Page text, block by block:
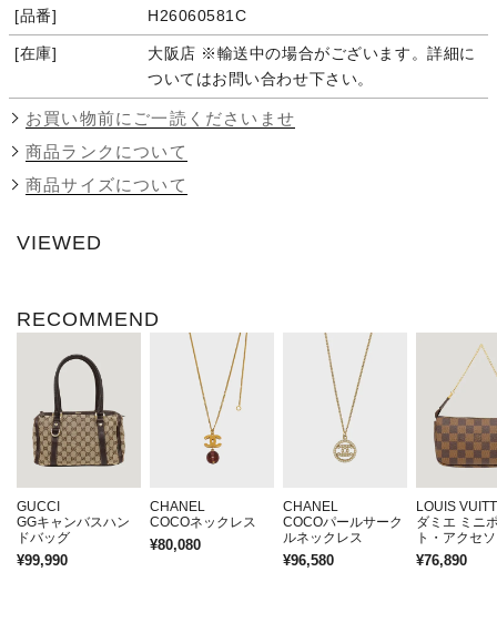
品番 H26060581C
在庫
大阪店 ※輸送中の場合がございます。詳細に
ついてはお問い合わせ下さい。
お買い物前にご一読くださいませ
商品ランクについて
商品サイズについて
VIEWED
RECOMMEND
GUCCI
GGキャンバスハン
ドバッグ
¥99,990
CHANEL
COCOネックレス
¥80,080
CHANEL
COCOパールサーク
ルネックレス
¥96,580
LOUIS
ダミエ ミニ
ト・アクセ
¥76,890